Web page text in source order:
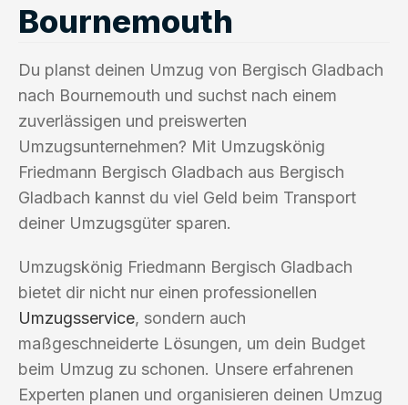
Bournemouth
Du planst deinen Umzug von Bergisch Gladbach
nach Bournemouth und suchst nach einem
zuverlässigen und preiswerten
Umzugsunternehmen? Mit Umzugskönig
Friedmann Bergisch Gladbach aus Bergisch
Gladbach kannst du viel Geld beim Transport
deiner Umzugsgüter sparen.
Umzugskönig Friedmann Bergisch Gladbach
bietet dir nicht nur einen professionellen
Umzugsservice, sondern auch
maßgeschneiderte Lösungen, um dein Budget
beim Umzug zu schonen. Unsere erfahrenen
Experten planen und organisieren deinen Umzug